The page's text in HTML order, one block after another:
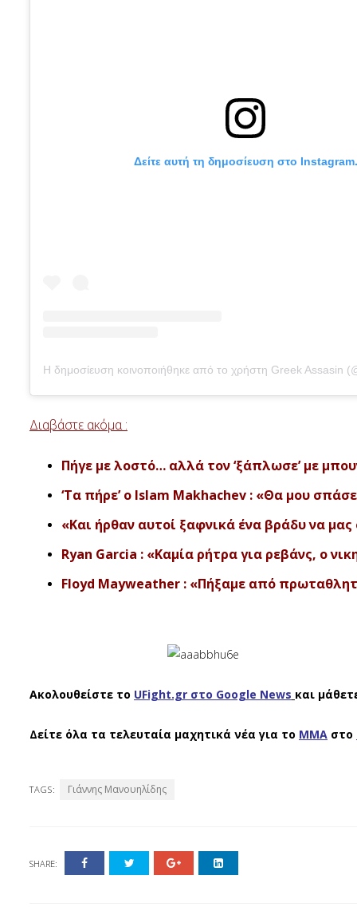
Δείτε αυτή τη δημοσίευση στο Instagram.
Διαβάστε ακόμα :
Πήγε με λοστό… αλλά τον ‘ξάπλωσε’ με
‘Τα πήρε’ ο Islam Makhachev : «Θα μου
«Και ήρθαν αυτοί ξαφνικά ένα βράδυ να
Ryan Garcia : «Καμία ρήτρα για ρεβάνς, ο
Floyd Mayweather : «Πήξαμε από
Ακολουθείστε το UFight.gr στο Google News και
Δείτε όλα τα τελευταία μαχητικά νέα για το ΜΜΑ στο
TAGS: Γιάννης Μανουηλίδης
SHARE: